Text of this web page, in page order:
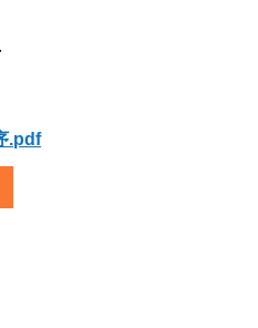
.pdf